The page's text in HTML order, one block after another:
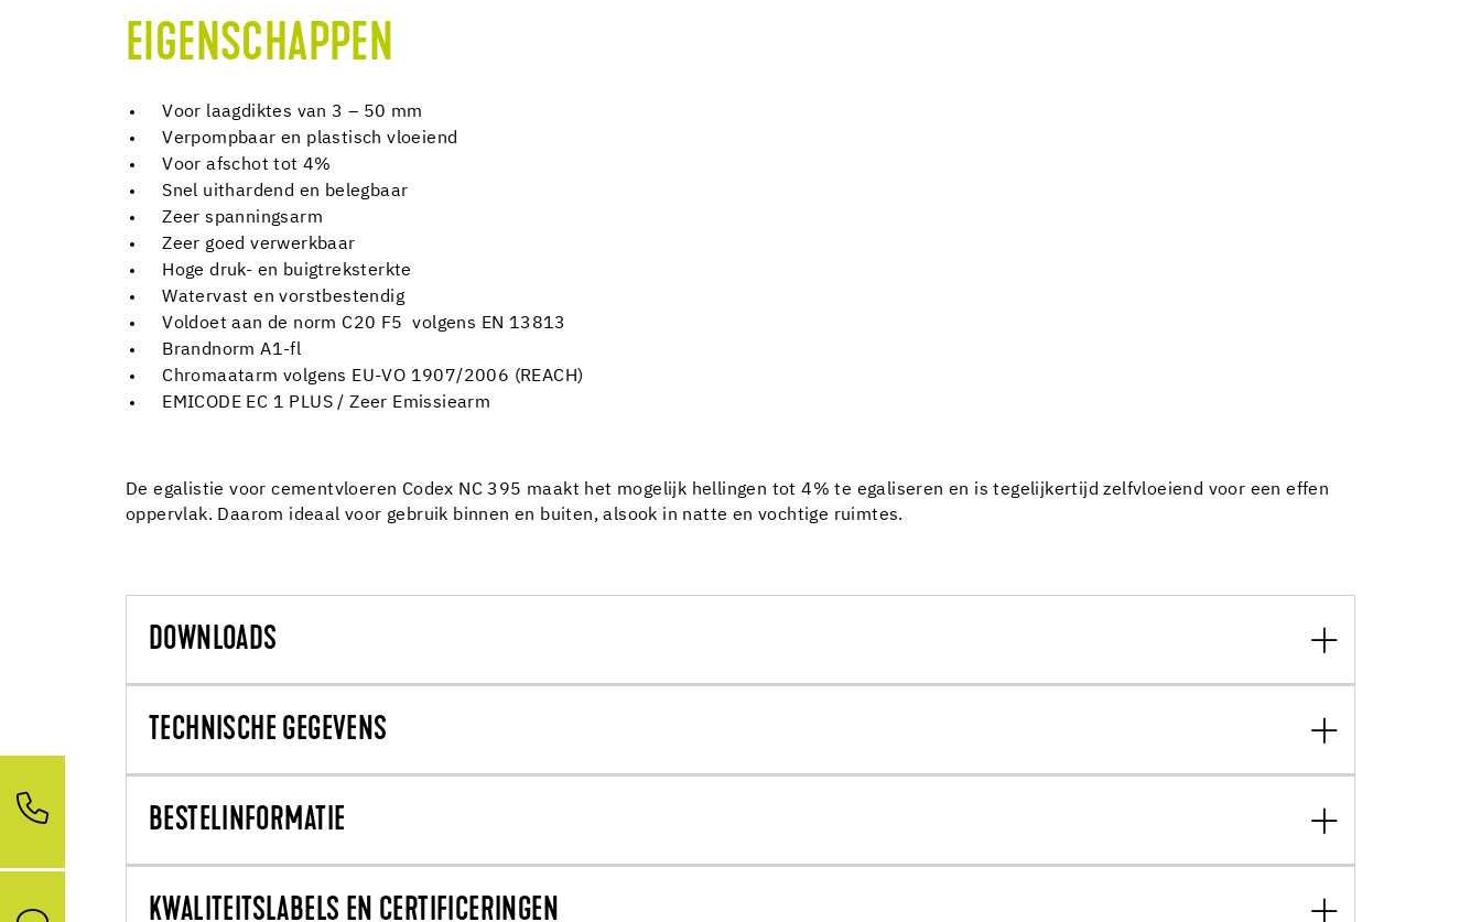
EIGENSCHAPPEN
Voor laagdiktes van 3 – 50 mm
Verpompbaar en plastisch vloeiend
Voor afschot tot 4%
Snel uithardend en belegbaar
Zeer spanningsarm
Zeer goed verwerkbaar
Hoge druk- en buigtreksterkte
Watervast en vorstbestendig
Voldoet aan de norm C20 F5 volgens EN 13813
Brandnorm A1-fl
Chromaatarm volgens EU-VO 1907/2006 (REACH)
EMICODE EC 1 PLUS / Zeer Emissiearm
De egalistie voor cementvloeren Codex NC 395 maakt het mogelijk hellingen tot 4% te egaliseren en is tegelijkertijd zelfvloeiend voor een effen
oppervlak. Daarom ideaal voor gebruik binnen en buiten, alsook in natte en vochtige ruimtes.
DOWNLOADS
TECHNISCHE GEGEVENS
BESTELINFORMATIE
KWALITEITSLABELS EN CERTIFICERINGEN